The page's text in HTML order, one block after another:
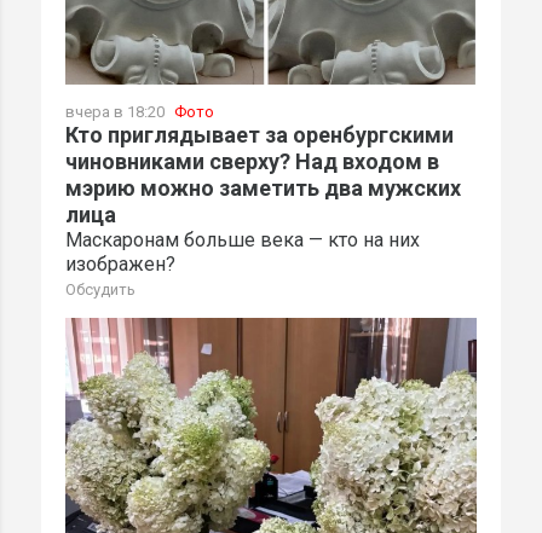
вчера в 18:20 Фото
Кто приглядывает за оренбургскими
чиновниками сверху? Над входом в
мэрию можно заметить два мужских
лица
Маскаронам больше века — кто на них
изображен?
Обсудить